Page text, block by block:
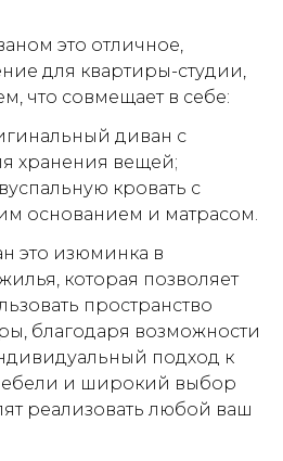
это отличное,
для квартиры-студии,
что совмещает в себе:
диван с
хранения вещей;
кровать с
основанием и матрасом.
это изюминка в
которая позволяет
пространство
благодаря возможности
подход к
и широкий выбор
реализовать любой ваш